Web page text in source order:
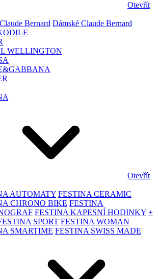
Otevřít
Bernard Dámské Claude Bernard
WELLINGTON
Otevřít
AUTOMATY FESTINA CERAMIC
CHRONO BIKE FESTINA
FESTINA KAPESNÍ HODINKY +
SPORT FESTINA WOMAN
SMARTIME FESTINA SWISS MADE